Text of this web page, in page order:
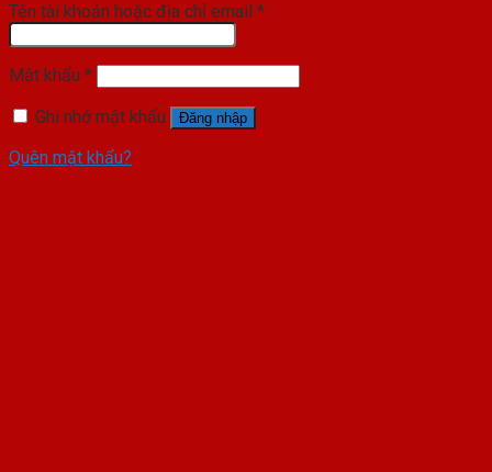
Tên tài khoản hoặc địa chỉ email *
Mật khẩu *
Ghi nhớ mật khẩu
Đăng nhập
Quên mật khẩu?